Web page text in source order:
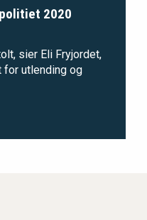
2020
sier Eli Fryjordet,
utlending og